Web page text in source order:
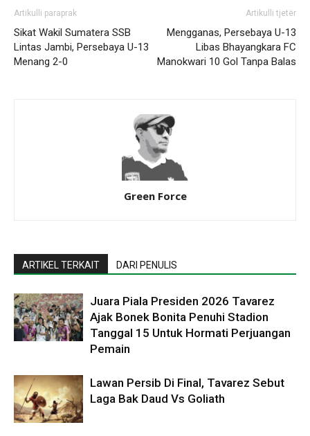
Artikulli paraprak
Sikat Wakil Sumatera SSB
Lintas Jambi, Persebaya U-13
Menang 2-0
Artikulli tjetër
Mengganas, Persebaya U-13
Libas Bhayangkara FC
Manokwari 10 Gol Tanpa Balas
Green Force
ARTIKEL TERKAIT DARI PENULIS
Juara Piala Presiden 2026 Tavarez
Ajak Bonek Bonita Penuhi Stadion
Tanggal 15 Untuk Hormati Perjuangan
Pemain
Lawan Persib Di Final, Tavarez Sebut
Laga Bak Daud Vs Goliath